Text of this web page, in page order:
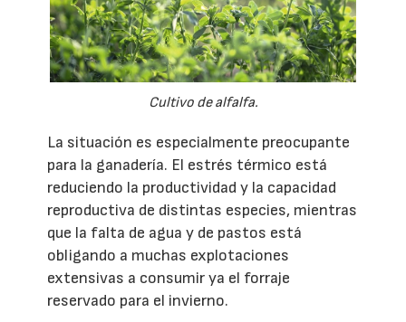
Cultivo de alfalfa.
La situación es especialmente preocupante
para la ganadería. El estrés térmico está
reduciendo la productividad y la capacidad
reproductiva de distintas especies, mientras
que la falta de agua y de pastos está
obligando a muchas explotaciones
extensivas a consumir ya el forraje
reservado para el invierno.